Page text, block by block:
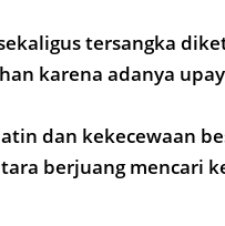
tersangka
karena adanya
dan kekecewaan
berjuang mencari